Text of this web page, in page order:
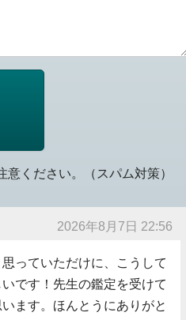
ください。（スパム対策）
2026年8月7日 22:56
っていただけに、こうして
です！先生の鑑定を受けて
ます。ほんとうにありがと